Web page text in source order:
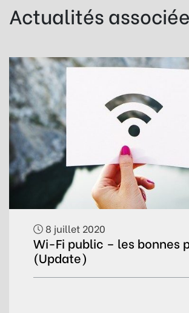
Actualités
8 juillet 2020
Wi-Fi public – les bonnes
(Update)